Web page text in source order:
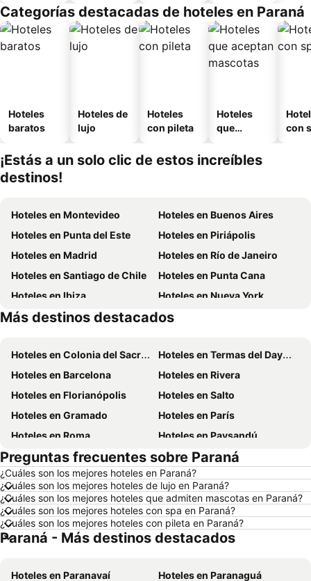
Categorías destacadas de hoteles en Paraná
Hoteles
baratos
Hoteles de
lujo
Hoteles
con pileta
Hoteles
que
mascotas
con
¡Estás a un solo clic de estos increíbles
destinos!
Hoteles en Montevideo
Hoteles en Buenos Aires
Hoteles en Punta del Este
Hoteles en Piriápolis
Hoteles en Madrid
Hoteles en Río de Janeiro
Hoteles en Santiago de Chile
Hoteles en Punta Cana
Hoteles en Ibiza
Hoteles en Nueva York
Hoteles en Isla de Miconos
Hoteles en Brasil
Más destinos destacados
Hoteles en Colonia del Sacramento
Hoteles en Termas del Dayman
Hoteles en Barcelona
Hoteles en Rivera
Hoteles en Florianópolis
Hoteles en Salto
Hoteles en Gramado
Hoteles en París
Hoteles en Roma
Hoteles en Paysandú
Hoteles en San Carlos de Bariloche
Hoteles en Chuy
Hoteles en Maceió
Hoteles en Conil de la Frontera
Hoteles en Ámsterdam
Hoteles en Foz de Iguazú
Hoteles en Maragogi
Hoteles en Punta del Diablo
Hoteles en Aruba
Hoteles en Maldonado
Hoteles en Argentina
Hoteles en Mallorca
Preguntas frecuentes sobre Paraná
¿Cuáles son los mejores hoteles en Paraná?
¿Cuáles son los mejores hoteles de lujo en Paraná?
¿Cuáles son los mejores hoteles que admiten mascotas en Paraná?
¿Cuáles son los mejores hoteles con spa en Paraná?
¿Cuáles son los mejores hoteles con pileta en Paraná?
Paraná - Más destinos destacados
Hoteles en Paranavaí
Hoteles en Paranaguá